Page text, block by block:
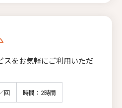
スをお気軽にご利用いただ
回 時間：2時間